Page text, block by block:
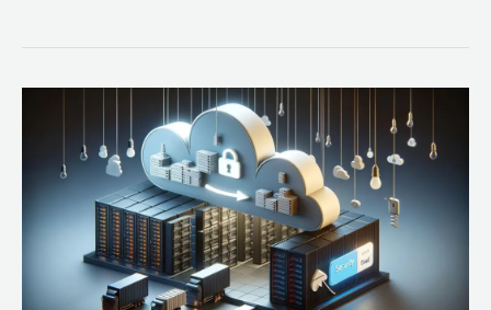
Soluções
AWS